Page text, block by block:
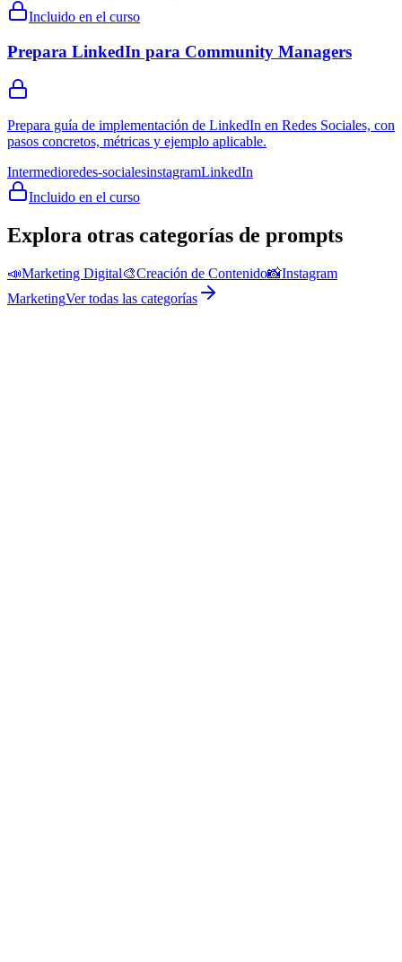
Incluido en el curso
Prepara LinkedIn para Community Managers
Prepara guía de implementación de LinkedIn en Redes Sociales, con
pasos concretos, métricas y ejemplo aplicable.
Intermedioredes-socialesinstagramLinkedIn
Incluido en el curso
Explora otras categorías de prompts
📣Marketing Digital🎨Creación de Contenido📸Instagram
MarketingVer todas las categorías